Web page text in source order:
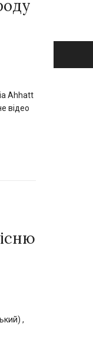
Ahhatt
відео
,